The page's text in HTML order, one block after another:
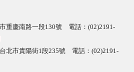
重慶南路一段130號 電話：(02)2191-
北市貴陽街1段235號 電話：(02)2191-